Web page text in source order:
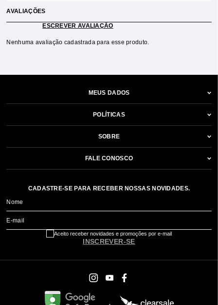
AVALIAÇÕES
ESCREVER AVALIAÇÃO
Nenhuma avaliação cadastrada para esse produto.
MEUS DADOS
POLÍTICAS
SOBRE
FALE CONOSCO
CADASTRE-SE PARA RECEBER NOSSAS NOVIDADES.
Nome
E-mail
INSCREVER-SE
Aceito receber novidades e promoções por e-mail